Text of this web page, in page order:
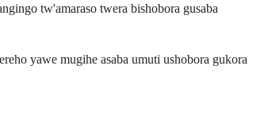
tw'amaraso twera bishobora gusaba
yawe mugihe asaba umuti ushobora gukora